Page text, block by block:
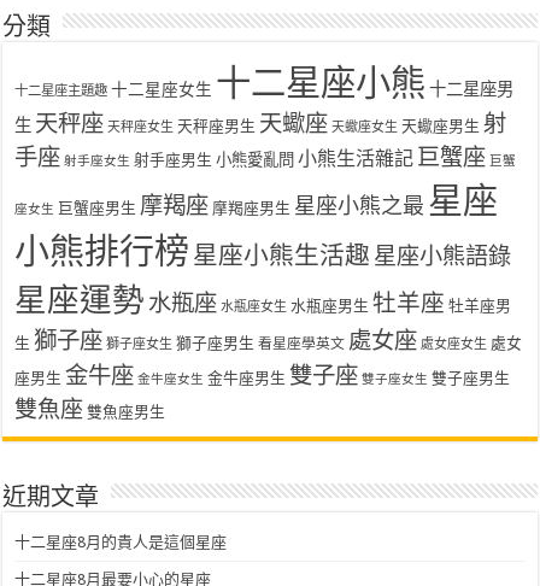
分類
十二星座主題趣 十二星座女生 十二星座小熊 十二星座男
生 天秤座 天秤座女生 天秤座男生 天蠍座 天蠍座女生 天蠍座男生 射
手座 射手座女生 射手座男生 小熊愛亂問 小熊生活雜記 巨蟹座 巨蟹
座女生 巨蟹座男生 摩羯座 摩羯座男生 星座小熊之最 星座
小熊排行榜 星座小熊生活趣 星座小熊語錄
星座運勢 水瓶座 水瓶座女生 水瓶座男生 牡羊座 牡羊座男
生 獅子座 獅子座女生 獅子座男生 看星座學英文 處女座 處女座女生 處女
座男生 金牛座 金牛座女生 金牛座男生 雙子座 雙子座女生 雙子座男生
雙魚座 雙魚座男生
近期文章
十二星座8月的貴人是這個星座
十二星座8月最要小心的星座